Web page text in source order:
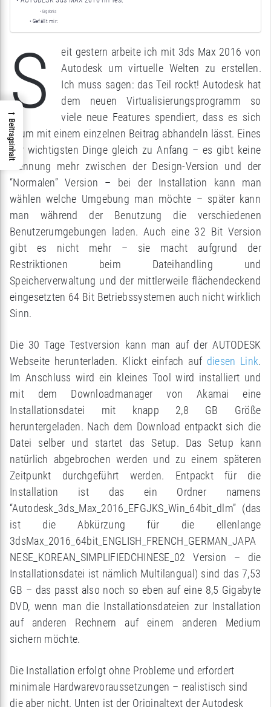
Ergebnis
Gefällt mir:
S
eit gestern arbeite ich mit 3ds Max 2016 von
Autodesk um virtuelle Welten zu erstellen.
Ich muss sagen: das Teil rockt! Autodesk hat
dem neuen Virtualisierungsprogramm so
viele neue Features spendiert, dass es sich
kaum mit einem einzelnen Beitrag abhandeln lässt. Eines
der wichtigsten Dinge gleich zu Anfang – es gibt keine
Trennung mehr zwischen der Design-Version und der
“Normalen” Version – bei der Installation kann man
wählen welche Umgebung man möchte – später kann
man während der Benutzung die verschiedenen
Benutzerumgebungen laden. Auch eine 32 Bit Version
gibt es nicht mehr – sie macht aufgrund der
Restriktionen beim Dateihandling und
Speicherverwaltung und der mittlerweile flächendeckend
eingesetzten 64 Bit Betriebssystemen auch nicht wirklich
Sinn.
Die 30 Tage Testversion kann man auf der AUTODESK
Webseite herunterladen. Klickt einfach auf diesen Link.
Im Anschluss wird ein kleines Tool wird installiert und
mit dem Downloadmanager von Akamai eine
Installationsdatei mit knapp 2,8 GB Größe
heruntergeladen. Nach dem Download entpackt sich die
Datei selber und startet das Setup. Das Setup kann
natürlich abgebrochen werden und zu einem späteren
Zeitpunkt durchgeführt werden. Entpackt für die
Installation ist das ein Ordner namens
“Autodesk_3ds_Max_2016_EFGJKS_Win_64bit_dlm” (das
ist die Abkürzung für die ellenlange
3dsMax_2016_64bit_ENGLISH_FRENCH_GERMAN_JAPA
NESE_KOREAN_SIMPLIFIEDCHINESE_02 Version – die
Installationsdatei ist nämlich Multilangual) sind das 7,53
GB – das passt also noch so eben auf eine 8,5 Gigabyte
DVD, wenn man die Installationsdateien zur Installation
auf anderen Rechnern auf einem anderen Medium
sichern möchte.
Die Installation erfolgt ohne Probleme und erfordert
minimale Hardwarevoraussetzungen – realistisch sind
die aber nicht. Unten ist der Originaltext der Autodesk
→
Beitragsinhalt